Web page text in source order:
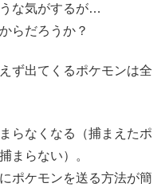
な気がするが…
らだろうか？
ず出てくるポケモンは全
らなくなる（捕まえたポ
まらない）。
ポケモンを送る方法が簡